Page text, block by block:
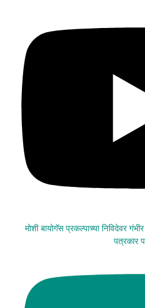
मोशी बायोगॅस प्रकल्पाच्या निविदेवर
पत्रकार